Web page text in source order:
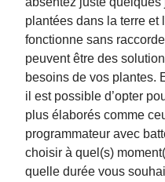
plantées dans la terre et
fonctionne sans
peuvent être des
besoins de vos plantes.
il est possible d’opter
plus élaborés comme
programmateur avec
choisir à quel(s)
quelle durée vous